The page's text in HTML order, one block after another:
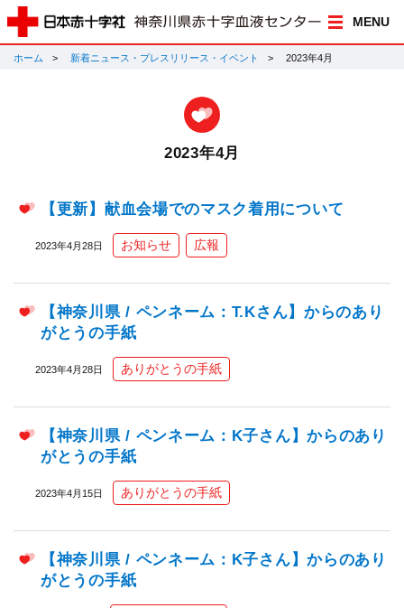
MENU
ホーム 新着ニュース・プレスリリース・イベント 2023年4月
2023年4月
【更新】献血会場でのマスク着用について
2023年4月28日 お知らせ 広報
【神奈川県 / ペンネーム：T.Kさん】からのあり
がとうの手紙
2023年4月28日 ありがとうの手紙
【神奈川県 / ペンネーム：K子さん】からのあり
がとうの手紙
2023年4月15日 ありがとうの手紙
【神奈川県 / ペンネーム：K子さん】からのあり
がとうの手紙